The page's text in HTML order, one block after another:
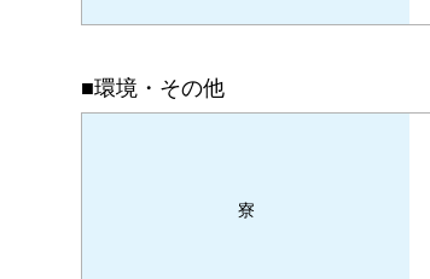
■環境・その他
寮